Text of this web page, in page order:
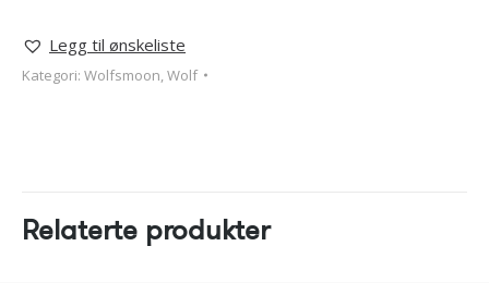
Legg til ønskeliste
Kategori: Wolfsmoon, Wolf
Relaterte produkter